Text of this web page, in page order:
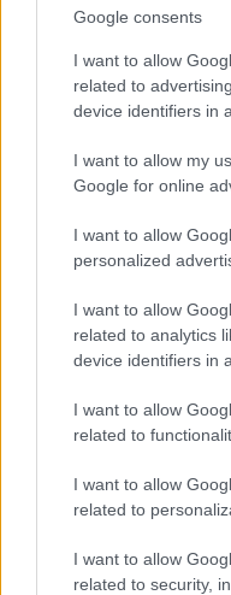
Google consents
I want to allow
related to
device identifiers in
I want to allow my
Google for online
I want to allow
personalized
I want to allow
related to analytics
device identifiers in
I want to allow
related to
I want to allow
related to
I want to allow
related to security,
De jelölték díjakra az
Angelina Jolie után ő
nemcsak azért, mert
Fassbender felesége.
Fotó: Larry Busacca /